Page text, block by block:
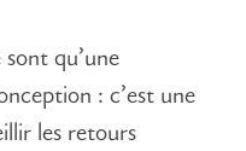
sont qu’une
: c’est une
les retours